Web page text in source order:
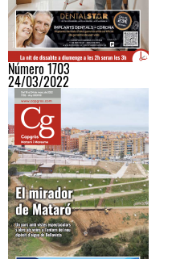
Número 1703
24/03/2022